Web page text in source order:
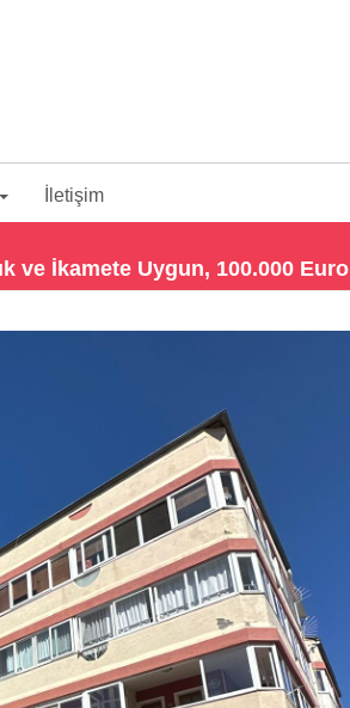
İletişim
ve İkamete Uygun, 100.000 Euro